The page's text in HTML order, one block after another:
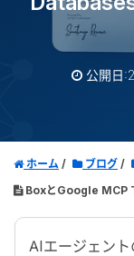
公開日
ホーム ブログ
BoxとGoogle MCP
AIエージェン